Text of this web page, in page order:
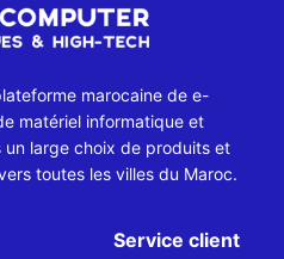
marocaine de e-
matériel informatique et
large choix de produits et
toutes les villes du Maroc.
Service client